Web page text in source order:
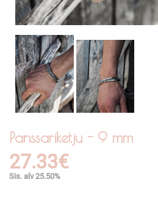
Panssariketju - 9 mm
27.33€
Sis. alv 25.50%